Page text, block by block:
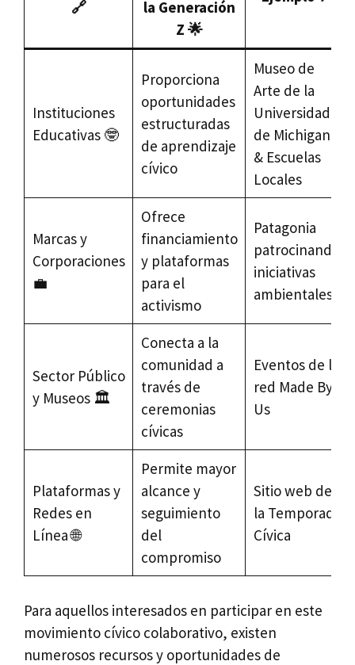
🔗
la Generación
Z 🌟
Instituciones
Educativas 🤓
Proporciona
oportunidades
estructuradas
de aprendizaje
cívico
Museo de
Arte de la
Universidad
de Michigan
& Escuelas
Locales
Marcas y
Corporaciones
💼
Ofrece
financiamiento
y plataformas
para el
activismo
Patagonia
patrocinando
iniciativas
ambientales
Sector Público
y Museos 🏛️
Conecta a la
comunidad a
través de
ceremonias
cívicas
Eventos de la
red Made By
Us
Plataformas y
Redes en
Línea 🌐
Permite mayor
alcance y
seguimiento
del
compromiso
Sitio web de
la Temporada
Cívica
Para aquellos interesados en participar en este
movimiento cívico colaborativo, existen
numerosos recursos y oportunidades de